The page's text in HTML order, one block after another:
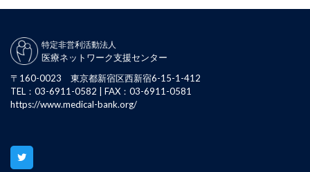
特定非営利活動法人
医療ネットワーク支援センター
〒160-0023 東京都新宿区西新宿6-15-1-412
TEL：03-6911-0582 | FAX：03-6911-0581
https://www.medical-bank.org/